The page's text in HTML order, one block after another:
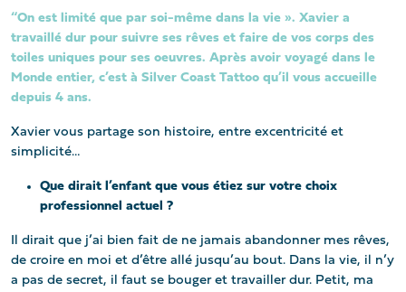
“On est limité que par soi-même dans la vie ». Xavier a
travaillé dur pour suivre ses rêves et faire de vos corps des
toiles uniques pour ses oeuvres. Après avoir voyagé dans le
Monde entier, c’est à Silver Coast Tattoo qu’il vous accueille
depuis 4 ans.
Xavier vous partage son histoire, entre excentricité et
simplicité…
Que dirait l’enfant que vous étiez sur votre choix
professionnel actuel ?
Il dirait que j’ai bien fait de ne jamais abandonner mes rêves,
de croire en moi et d’être allé jusqu’au bout. Dans la vie, il n’y
a pas de secret, il faut se bouger et travailler dur. Petit, ma